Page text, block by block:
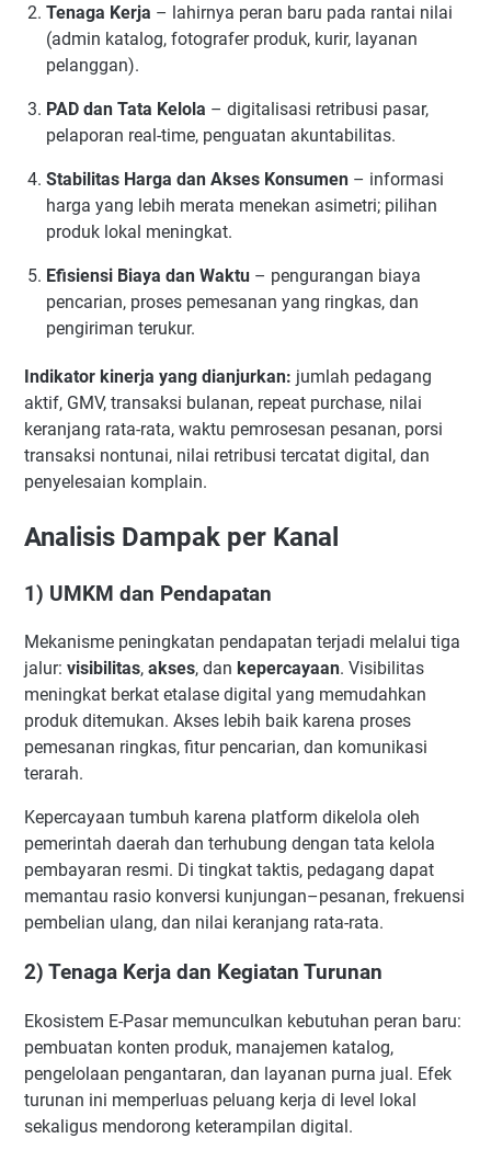
Tenaga Kerja – lahirnya peran baru pada rantai nilai
(admin katalog, fotografer produk, kurir, layanan
pelanggan).
PAD dan Tata Kelola – digitalisasi retribusi pasar,
pelaporan real-time, penguatan akuntabilitas.
Stabilitas Harga dan Akses Konsumen – informasi
harga yang lebih merata menekan asimetri; pilihan
produk lokal meningkat.
Efisiensi Biaya dan Waktu – pengurangan biaya
pencarian, proses pemesanan yang ringkas, dan
pengiriman terukur.
Indikator kinerja yang dianjurkan: jumlah pedagang
aktif, GMV, transaksi bulanan, repeat purchase, nilai
keranjang rata-rata, waktu pemrosesan pesanan, porsi
transaksi nontunai, nilai retribusi tercatat digital, dan
penyelesaian komplain.
Analisis Dampak per Kanal
1) UMKM dan Pendapatan
Mekanisme peningkatan pendapatan terjadi melalui tiga
jalur: visibilitas, akses, dan kepercayaan. Visibilitas
meningkat berkat etalase digital yang memudahkan
produk ditemukan. Akses lebih baik karena proses
pemesanan ringkas, fitur pencarian, dan komunikasi
terarah.
Kepercayaan tumbuh karena platform dikelola oleh
pemerintah daerah dan terhubung dengan tata kelola
pembayaran resmi. Di tingkat taktis, pedagang dapat
memantau rasio konversi kunjungan–pesanan, frekuensi
pembelian ulang, dan nilai keranjang rata-rata.
2) Tenaga Kerja dan Kegiatan Turunan
Ekosistem E-Pasar memunculkan kebutuhan peran baru:
pembuatan konten produk, manajemen katalog,
pengelolaan pengantaran, dan layanan purna jual. Efek
turunan ini memperluas peluang kerja di level lokal
sekaligus mendorong keterampilan digital.